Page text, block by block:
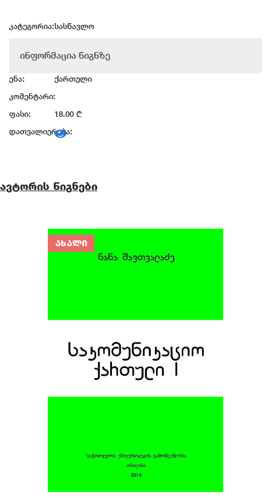
კატეგორია:სასწავლო
ინფორმაცია წიგნზე
ენა:
ქართული
კომენტარი:
ფასი:
18.00 ₾
დათვალიერება:
ავტორის წიგნები
ᲐᲮᲐᲚᲘ